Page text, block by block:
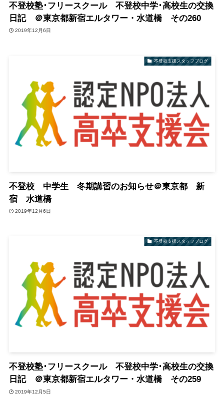
不登校塾･フリースクール 不登校中学･高校生の交換
日記 ＠東京都新宿エルタワー・水道橋 その260
2019年12月6日
不登校支援スタッフブログ
不登校 中学生 冬期講習のお知らせ＠東京都 新
宿 水道橋
2019年12月6日
不登校支援スタッフブログ
不登校塾･フリースクール 不登校中学･高校生の交換
日記 ＠東京都新宿エルタワー・水道橋 その259
2019年12月5日